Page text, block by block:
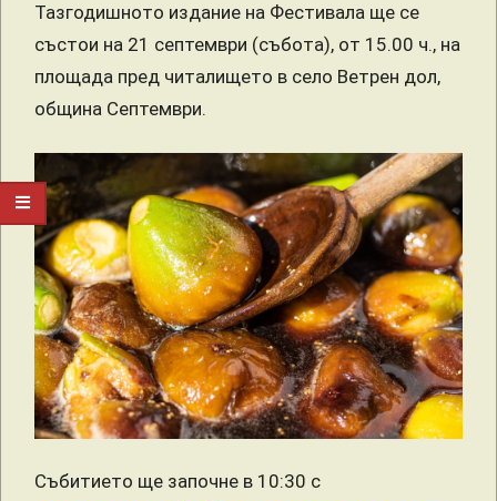
Тазгодишното издание на Фестивала ще се
състои на 21 септември (събота), от 15.00 ч., на
площада пред читалището в село Ветрен дол,
община Септември.
Събитието ще започне в 10:30 с